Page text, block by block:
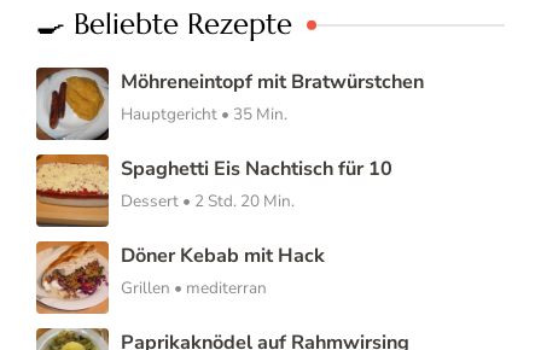
🍳 Beliebte Rezepte
Möhreneintopf mit Bratwürstchen
Hauptgericht • 35 Min.
Spaghetti Eis Nachtisch für 10
Dessert • 2 Std. 20 Min.
Döner Kebab mit Hack
Grillen • mediterran
Paprikaknödel auf Rahmwirsing